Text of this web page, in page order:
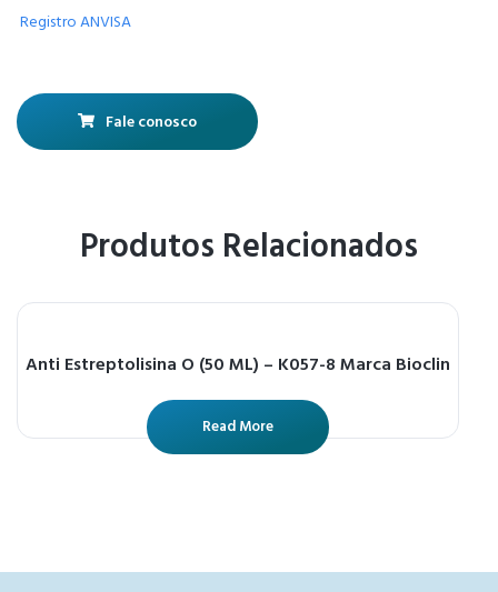
Registro ANVISA
Fale conosco
Produtos Relacionados
Anti Estreptolisina O (50 ML) – K057-8 Marca Bioclin
Read More